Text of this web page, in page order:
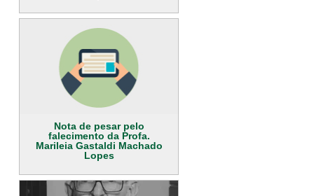
Nota de pesar pelo
falecimento da Profa.
Marileia Gastaldi Machado
Lopes